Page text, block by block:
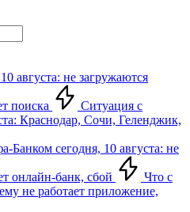
августа: не загружаются
поиска
Ситуация с
Краснодар, Сочи, Геленджик,
Банком сегодня, 10 августа: не
онлайн-банк, сбой
Что с
не работает приложение,